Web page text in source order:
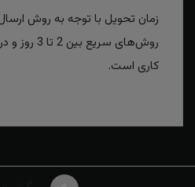
زمان تحویل با توجه به روش
کاری است.